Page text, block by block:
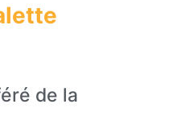
de la